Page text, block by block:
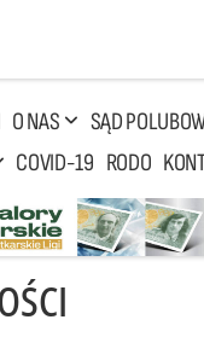
O NAS SĄD
COVID-19 RODO